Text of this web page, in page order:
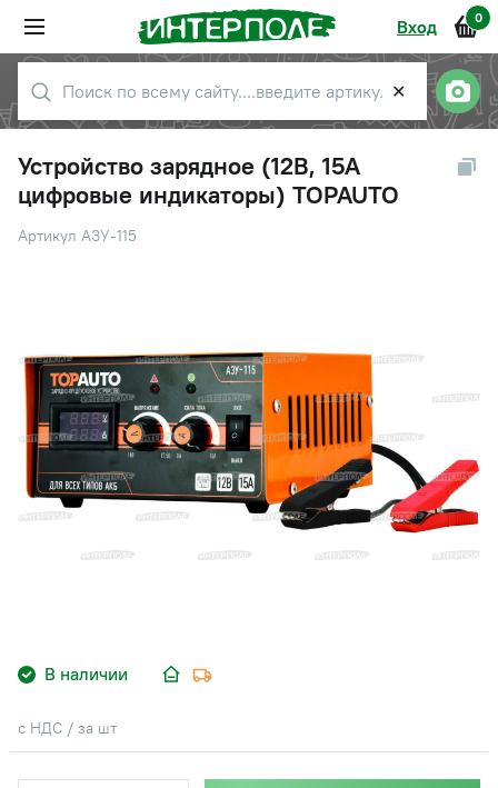
Вход 0
✕
Устройство зарядное (12В, 15А
цифровые индикаторы) TOPAUTO
Артикул АЗУ-115
В наличии
с НДС / за шт